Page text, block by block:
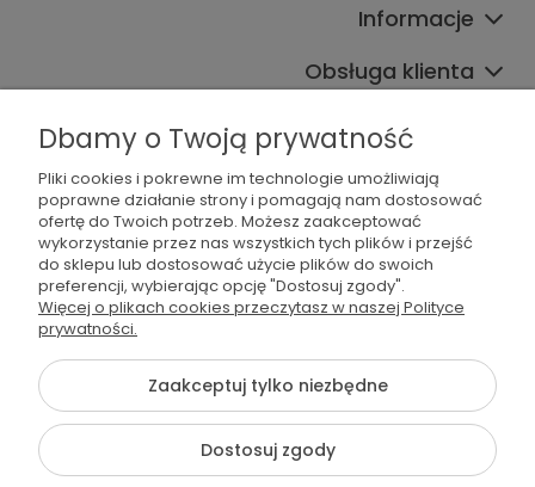
Informacje
Obsługa klienta
Współpraca
536 042 061
Dbamy o Twoją prywatność
Pliki cookies i pokrewne im technologie umożliwiają
poprawne działanie strony i pomagają nam dostosować
ofertę do Twoich potrzeb. Możesz zaakceptować
wykorzystanie przez nas wszystkich tych plików i przejść
do sklepu lub dostosować użycie plików do swoich
preferencji, wybierając opcję "Dostosuj zgody".
Więcej o plikach cookies przeczytasz w naszej Polityce
prywatności.
Zaakceptuj tylko niezbędne
Dostosuj zgody